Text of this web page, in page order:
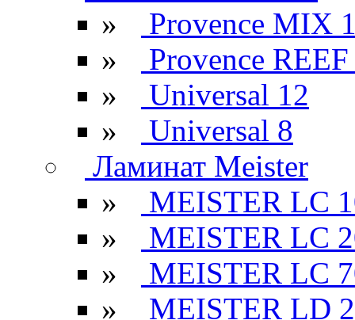
»
Provence MIX
»
Provence
»
Universal 12
»
Universal 8
Ламинат Meister
»
MEISTER LC
»
MEISTER LC
»
MEISTER LC
»
MEISTER LD